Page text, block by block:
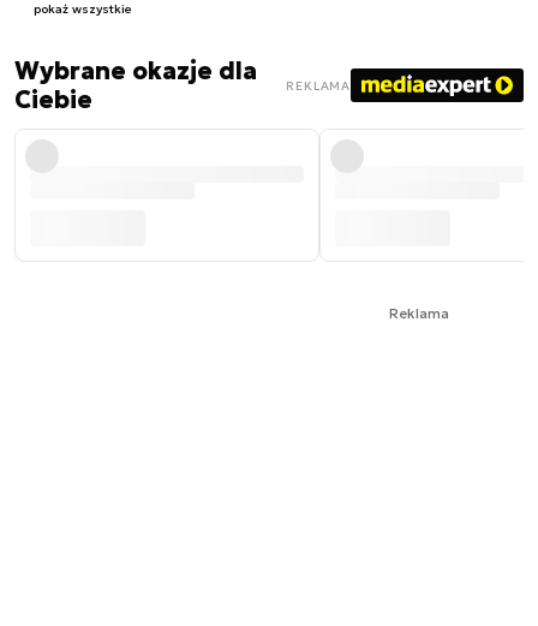
pokaż wszystkie
Wybrane okazje dla
Ciebie
REKLAMA
Reklama